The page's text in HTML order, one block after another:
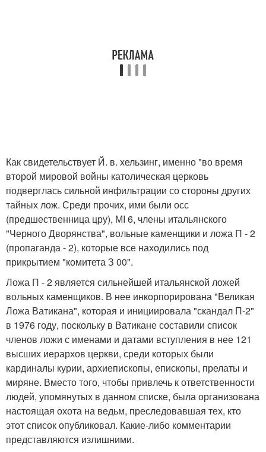
Как свидетельствует Й. в. хельзинг, именно "во время
второй мировой войны католическая церковь
подверглась сильной инфильтрации со стороны других
тайных лож. Среди прочих, ими были осс
(предшественница цру), МI 6, члены итальянского
"Черного Дворянства", вольные каменщики и ложа П - 2
(пропаганда - 2), которые все находились под
прикрытием "комитета З 00".
Ложа П - 2 является сильнейшей итальянской ложей
вольных каменщиков. В нее инкорпорирована "Великая
Ложа Ватикана", которая и инициировала "скандал П-2"
в 1976 году, поскольку в Ватикане составили список
членов ложи с именами и датами вступления в нее 121
высших иерархов церкви, среди которых были
кардиналы курии, архиепископы, епископы, прелаты и
миряне. Вместо того, чтобы привлечь к ответственности
людей, упомянутых в данном списке, была организована
настоящая охота на ведьм, преследовавшая тех, кто
этот список опубликовал. Какие-либо комментарии
представляются излишними.